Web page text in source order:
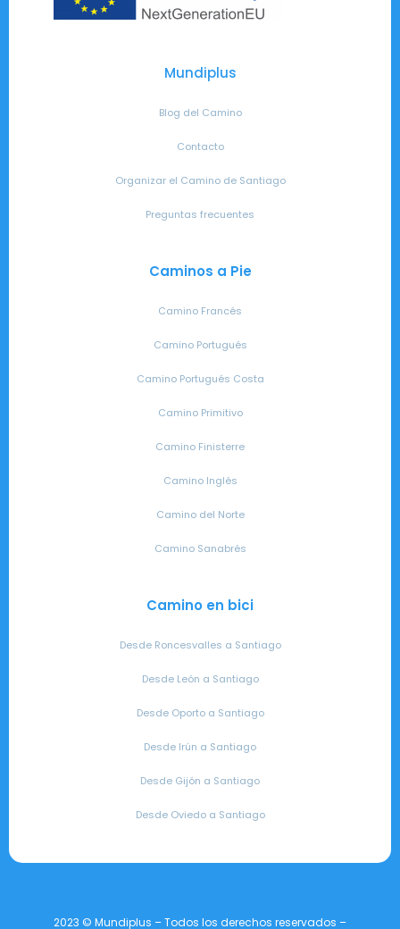
Mundiplus
Blog del Camino
Contacto
Organizar el Camino de Santiago
Preguntas frecuentes
Caminos a Pie
Camino Francés
Camino Portugués
Camino Portugués Costa
Camino Primitivo
Camino Finisterre
Camino Inglés
Camino del Norte
Camino Sanabrés
Camino en bici
Desde Roncesvalles a Santiago
Desde León a Santiago
Desde Oporto a Santiago
Desde Irún a Santiago
Desde Gijón a Santiago
Desde Oviedo a Santiago
2023 © Mundiplus – Todos los derechos reservados –